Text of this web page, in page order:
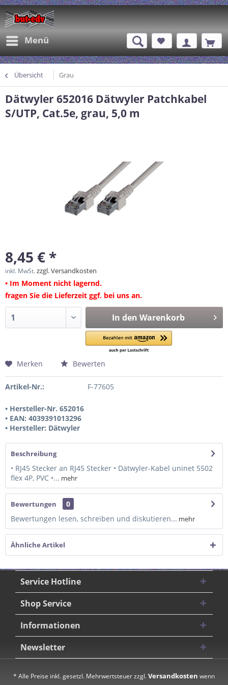
Menü
Übersicht Grau
Dätwyler 652016 Dätwyler Patchkabel
S/UTP, Cat.5e, grau, 5,0 m
8,45 € *
inkl. MwSt.zzgl. Versandkosten
• Im Moment nicht lagernd.
fragen Sie die Lieferzeit ggf. bei uns an.
In den Warenkorb
Merken Bewerten
Artikel-Nr.: F-77605
• Hersteller-Nr. 652016
• EAN: 4039391013296
• Hersteller: Dätwyler
Beschreibung
• RJ45 Stecker an RJ45 Stecker • Dätwyler-Kabel uninet 5502
flex 4P, PVC •... mehr
Bewertungen
0
Bewertungen lesen, schreiben und diskutieren... mehr
Ähnliche Artikel
Service Hotline
Shop Service
Informationen
Newsletter
* Alle Preise inkl. gesetzl. Mehrwertsteuer zzgl.Versandkosten wenn